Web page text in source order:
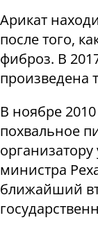
Арикат
после того,
фиброз. В
произведена
В ноябре
похвальное
министра
ближайший